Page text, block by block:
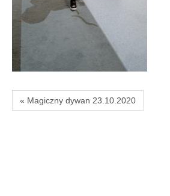
« Magiczny dywan 23.10.2020